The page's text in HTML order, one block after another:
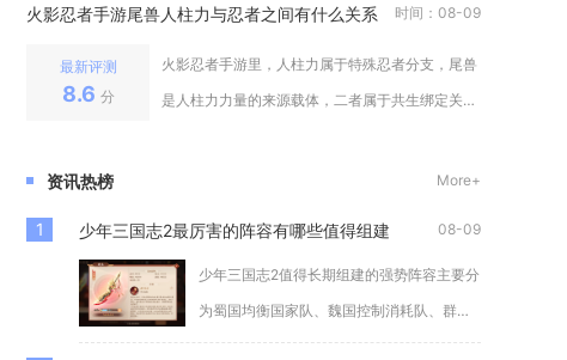
火影忍者手游尾兽人柱力与忍者之间有什么关系 时间：08-09
最新评测
8.6 分
火影忍者手游里，人柱力属于特殊忍者分支，尾兽
是人柱力力量的来源载体，二者属于共生绑定关
资讯热榜 More+
1 少年三国志2最厉害的阵容有哪些值得组建 08-09
少年三国志2值得长期组建的强势阵容主要分
为蜀国均衡国家队、魏国控制消耗队、群雄
极限爆发队三套主流体系，吴国灼烧队可作